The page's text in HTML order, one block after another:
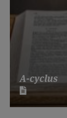
A-cyclus